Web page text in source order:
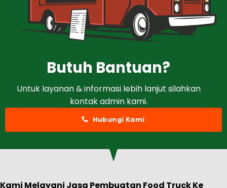
Butuh Bantuan?
Untuk layanan & informasi lebih lanjut silahkan
kontak admin kami.
Hubungi Kami
Kami Melayani Jasa Pembuatan Food Truck Ke